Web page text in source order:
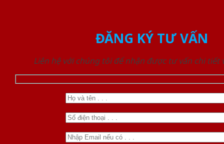
ĐĂNG KÝ TƯ VẤN
Liên hệ với chúng tôi để nhận được tư vấn chi tiết